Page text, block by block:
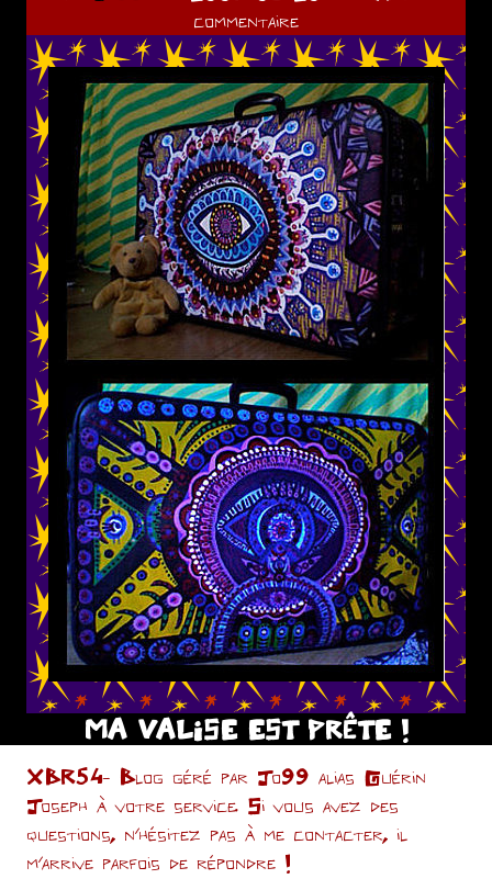
commentaire
MA VALISE EST PRÊTE !
XBR54- Blog géré par Jo99 alias Guérin
Joseph à votre service. Si vous avez des
questions, n’hésitez pas à me contacter, il
m'arrive parfois de répondre !